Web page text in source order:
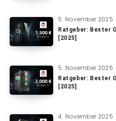
5. November 2025
Ratgeber: Bester
[2025]
5. November 2025
Ratgeber: Bester
[2025]
4. November 2025